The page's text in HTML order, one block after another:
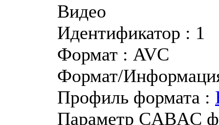
Видео
Идентификатор : 1
Формат : AVC
Формат/
Профиль формата :
Параметр CABAC